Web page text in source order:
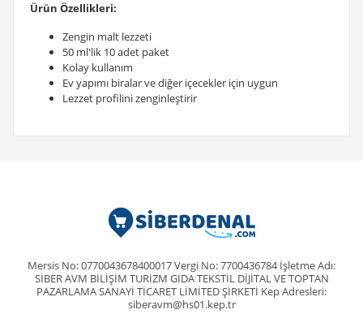
Ürün Özellikleri:
Zengin malt lezzeti
50 ml'lik 10 adet paket
Kolay kullanım
Ev yapımı biralar ve diğer içecekler için uygun
Lezzet profilini zenginleştirir
Mersis No: 0770043678400017 Vergi No: 7700436784 İşletme Adı:
SİBER AVM BİLİŞİM TURİZM GIDA TEKSTİL DİJİTAL VE TOPTAN
PAZARLAMA SANAYİ TİCARET LİMİTED ŞİRKETİ Kep Adresleri:
siberavm@hs01.kep.tr